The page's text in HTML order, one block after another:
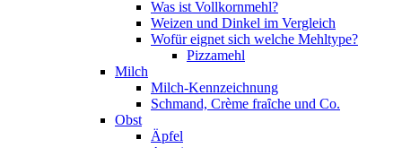
Was ist Vollkornmehl?
Weizen und Dinkel im Vergleich
Wofür eignet sich welche Mehltype?
Pizzamehl
Milch
Milch-Kennzeichnung
Schmand, Crème fraȋche und Co.
Obst
Äpfel